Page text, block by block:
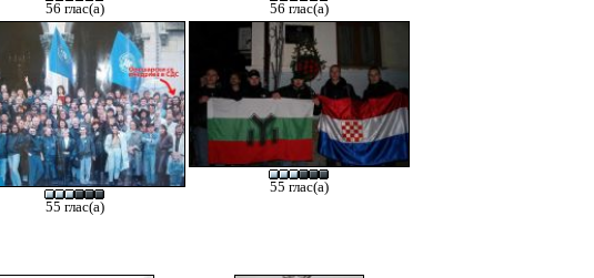
56 глас(а) 56 глас(а)
55 глас(а)
55 глас(а)